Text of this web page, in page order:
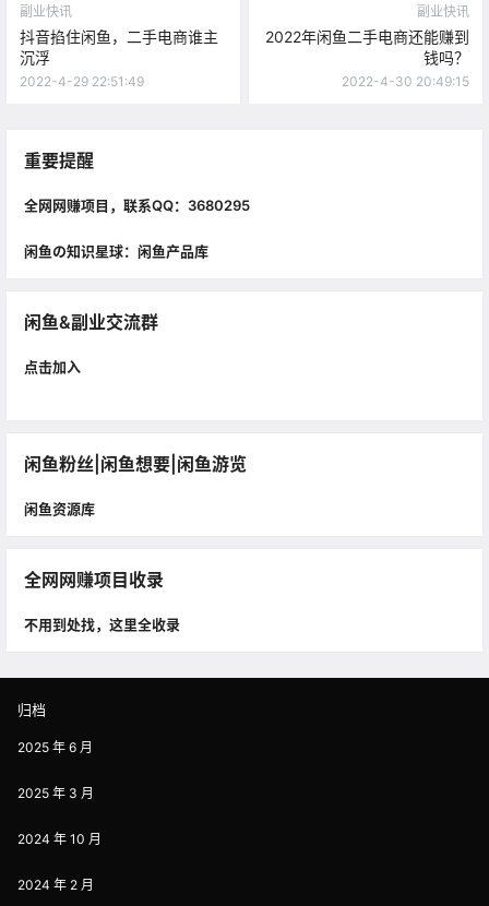
副业快讯
抖音掐住闲鱼，二手电商谁主
沉浮
2022-4-29 22:51:49
副业快讯
2022年闲鱼二手电商还能赚到
钱吗？
2022-4-30 20:49:15
重要提醒
全网网赚项目，联系QQ：3680295
闲鱼の知识星球：闲鱼产品库
闲鱼&副业交流群
点击加入
闲鱼粉丝|闲鱼想要|闲鱼游览
闲鱼资源库
全网网赚项目收录
不用到处找，这里全收录
归档
2025 年 6 月
2025 年 3 月
2024 年 10 月
2024 年 2 月